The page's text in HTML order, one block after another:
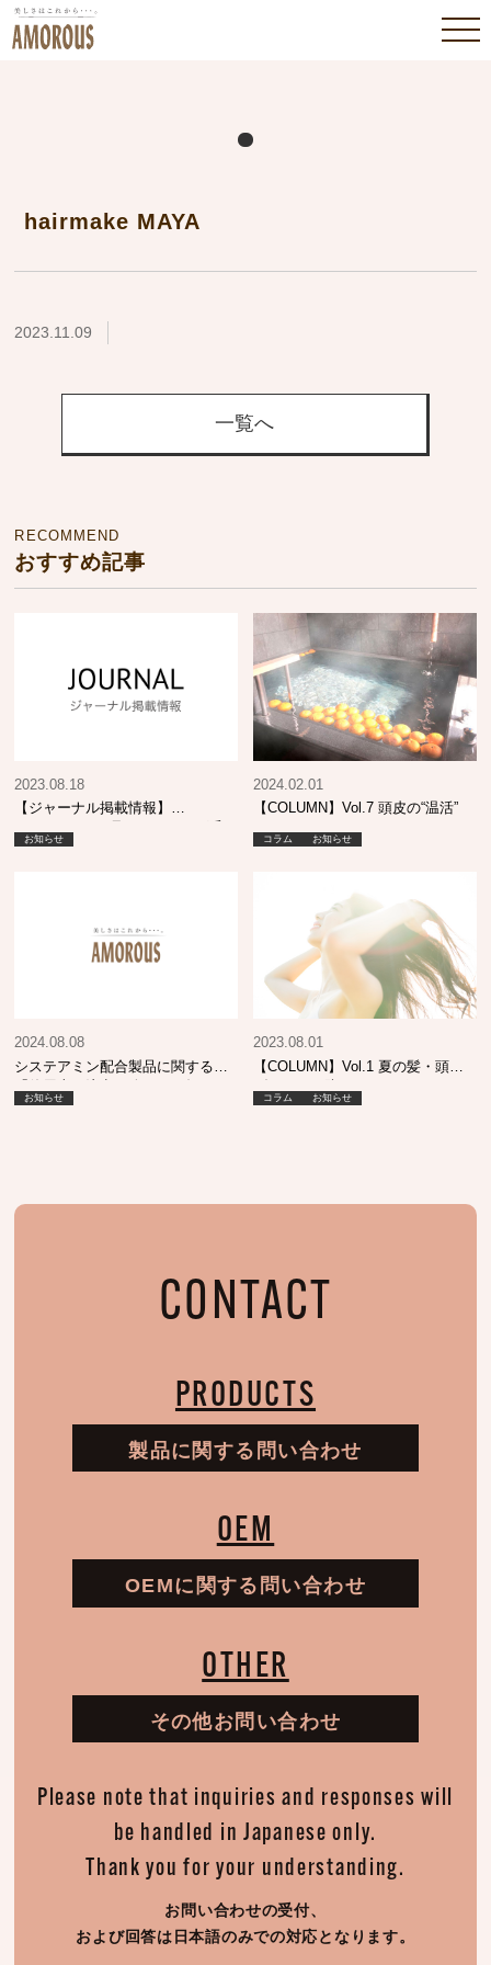
hairmake MAYA
2023.11.09
一覧へ
RECOMMEND
おすすめ記事
【ジャーナル掲載情報】
へのカラーケア提案
2023.08.18
お知らせ
【COLUMN】Vol.7 頭皮の“温活”
2024.02.01
コラム お知らせ
システアミン配合製品に関する
「使用上の注意」改正のお知らせ
2024.08.08
お知らせ
【COLUMN】Vol.1 夏の髪・頭皮
ダメージを防ぐためのポイント
2023.08.01
コラム お知らせ
CONTACT
PRODUCTS
製品に関する問い合わせ
OEM
OEMに関する問い合わせ
OTHER
その他お問い合わせ
Please note that inquiries and responses will
be handled in Japanese only.
Thank you for your understanding.
お問い合わせの受付、
および回答は日本語のみでの対応となります。